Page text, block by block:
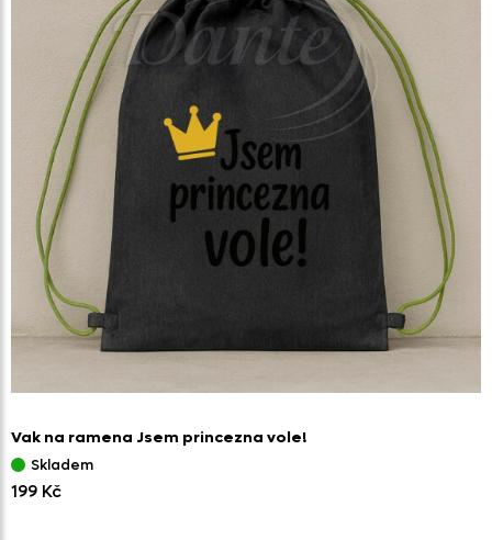
Vak na ramena Jsem princezna vole!
Skladem
199 Kč